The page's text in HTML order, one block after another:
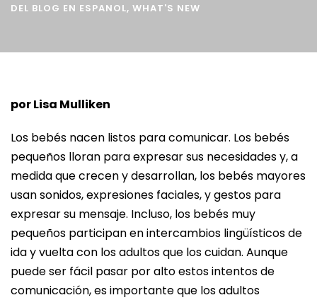
DEL BLOG EN ESPANOL, WHAT'S NEW
por Lisa Mulliken
Los bebés nacen listos para comunicar. Los bebés
pequeños lloran para expresar sus necesidades y, a
medida que crecen y desarrollan, los bebés mayores
usan sonidos, expresiones faciales, y gestos para
expresar su mensaje. Incluso, los bebés muy
pequeños participan en intercambios lingüísticos de
ida y vuelta con los adultos que los cuidan. Aunque
puede ser fácil pasar por alto estos intentos de
comunicación, es importante que los adultos